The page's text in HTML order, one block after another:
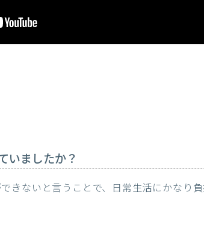
いましたか？
きないと言うことで、日常生活にかなり